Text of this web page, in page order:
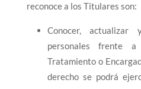
reconoce a los Titulares son:
Conocer,
personales frente a
Tratamiento o
derecho se podrá